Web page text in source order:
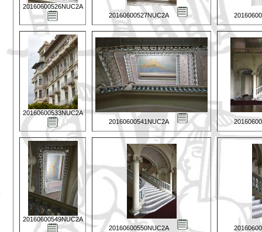
20160600526NUC2A
20160600527NUC2A
20160600533NUC2A
20160600541NUC2A
20160600549NUC2A
20160600550NUC2A